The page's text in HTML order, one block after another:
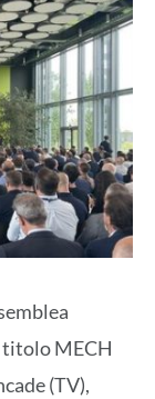
titolo MECH
(TV),